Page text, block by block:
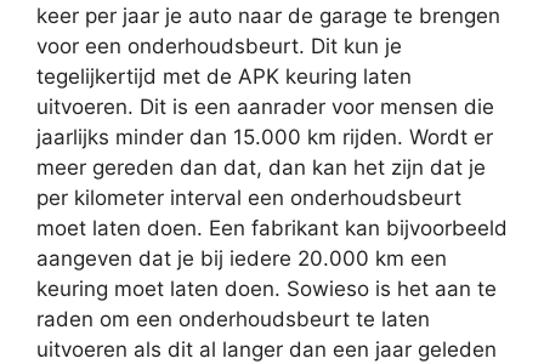
keer per jaar je auto naar de garage te brengen
voor een onderhoudsbeurt. Dit kun je
tegelijkertijd met de APK keuring laten
uitvoeren. Dit is een aanrader voor mensen die
jaarlijks minder dan 15.000 km rijden. Wordt er
meer gereden dan dat, dan kan het zijn dat je
per kilometer interval een onderhoudsbeurt
moet laten doen. Een fabrikant kan bijvoorbeeld
aangeven dat je bij iedere 20.000 km een
keuring moet laten doen. Sowieso is het aan te
raden om een onderhoudsbeurt te laten
uitvoeren als dit al langer dan een jaar geleden